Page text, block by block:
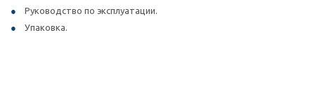
Руководство по эксплуатации.
Упаковка.